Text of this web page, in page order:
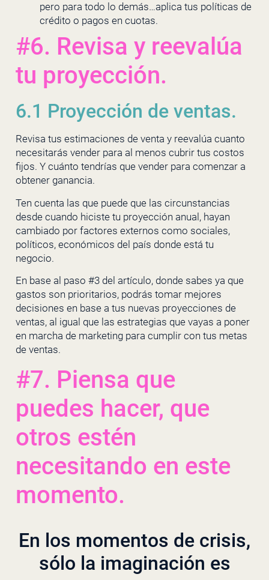
pero para todo lo demás…aplica tus políticas de
crédito o pagos en cuotas.
#6. Revisa y reevalúa
tu proyección.
6.1 Proyección de ventas.
Revisa tus estimaciones de venta y reevalúa cuanto
necesitarás vender para al menos cubrir tus costos
fijos. Y cuánto tendrías que vender para comenzar a
obtener ganancia.
Ten cuenta las que puede que las circunstancias
desde cuando hiciste tu proyección anual, hayan
cambiado por factores externos como sociales,
políticos, económicos del país donde está tu
negocio.
En base al paso #3 del artículo, donde sabes ya que
gastos son prioritarios, podrás tomar mejores
decisiones en base a tus nuevas proyecciones de
ventas, al igual que las estrategias que vayas a poner
en marcha de marketing para cumplir con tus metas
de ventas.
#7. Piensa que
puedes hacer, que
otros estén
necesitando en este
momento.
En los momentos de crisis,
sólo la imaginación es